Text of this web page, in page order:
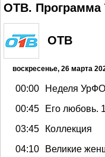
ОТВ. Программа
ОТВ
воскресенье, 26 марта
00:00
Неделя УрФО
00:45
Его любовь.
03:45
Коллекция
04:10
Великие